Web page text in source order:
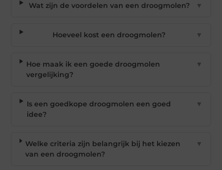
Wat zijn de voordelen van een droogmolen? ▼
Hoeveel kost een droogmolen? ▼
Hoe maak ik een goede droogmolen
vergelijking?
▼
Is een goedkope droogmolen een goed
idee?
▼
Welke criteria zijn belangrijk bij het kiezen
van een droogmolen?
▼